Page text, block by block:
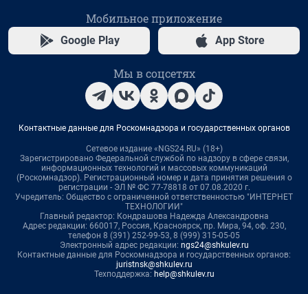
Мобильное приложение
Google Play App Store
Мы в соцсетях
Контактные данные для Роскомнадзора и государственных органов
Сетевое издание «NGS24.RU» (18+)
Зарегистрировано Федеральной службой по надзору в сфере связи,
информационных технологий и массовых коммуникаций
(Роскомнадзор). Регистрационный номер и дата принятия решения о
регистрации - ЭЛ № ФС 77-78818 от 07.08.2020 г.
Учредитель: Общество с ограниченной ответственностью "ИНТЕРНЕТ
ТЕХНОЛОГИИ"
Главный редактор: Кондрашова Надежда Александровна
Адрес редакции: 660017, Россия, Красноярск, пр. Мира, 94, оф. 230,
телефон 8 (391) 252-99-53, 8 (999) 315-05-05
Электронный адрес редакции: ngs24@shkulev.ru
Контактные данные для Роскомнадзора и государственных органов:
juristnsk@shkulev.ru
Техподдержка: help@shkulev.ru